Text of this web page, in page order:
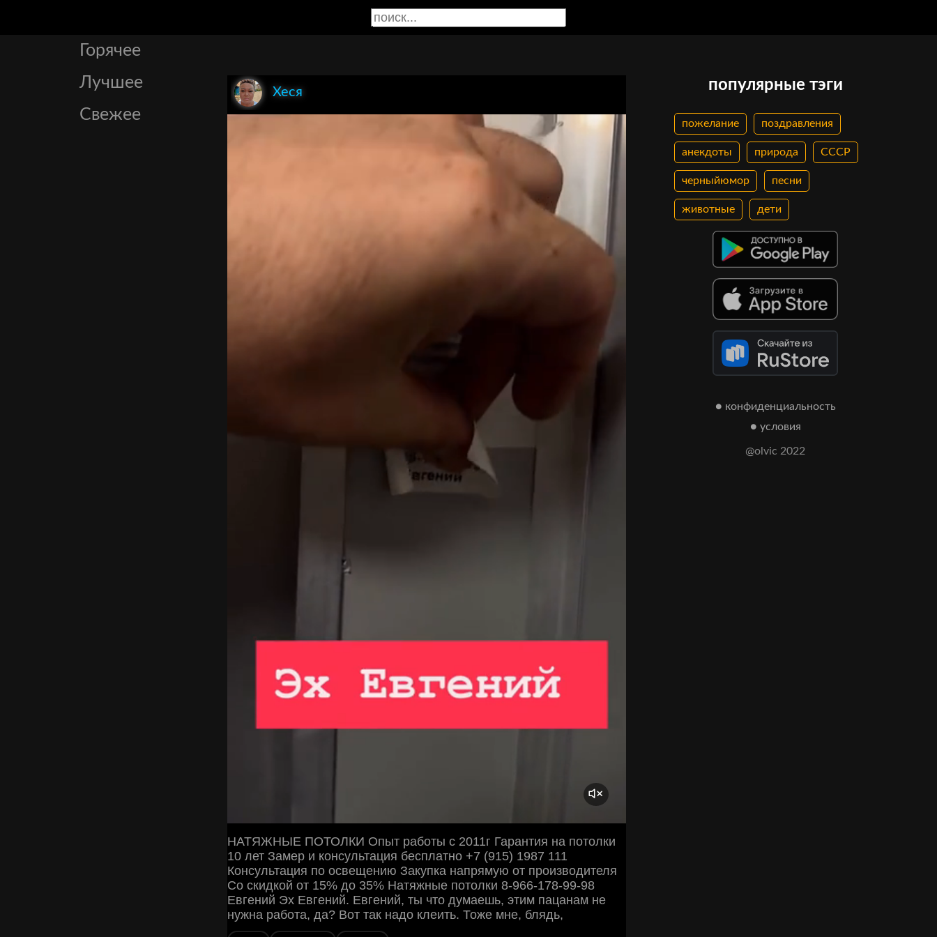
Горячее
Лучшее
Свежее
Хеся
НАТЯЖНЫЕ ПОТОЛКИ Опыт работы с 2011г Гарантия на потолки
10 лет Замер и консультация бесплатно +7 (915) 1987 111
Консультация по освещению Закупка напрямую от производителя
Со скидкой от 15% до 35% Натяжные потолки 8-966-178-99-98
Евгений Эх Евгений. Евгений, ты что думаешь, этим пацанам не
нужна работа, да? Вот так надо клеить. Тоже мне, блядь,
популярные тэги
пожелание поздравления
анекдоты природа СССР
черныйюмор песни
животные дети
● конфиденциальность
● условия
@olvic 2022